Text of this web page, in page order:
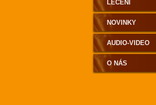
LÉČENÍ
NOVINKY
AUDIO-VIDEO
O NÁS